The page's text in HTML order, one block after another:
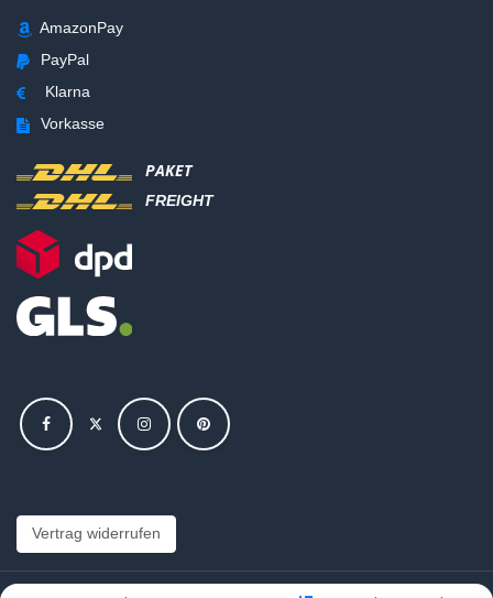
AmazonPay
PayPal
Klarna
Vorkasse
PAKET
FREIGHT
Vertrag widerrufen